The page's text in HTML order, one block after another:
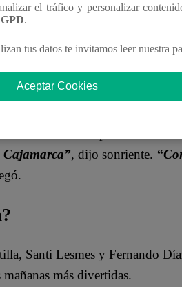
de Latina para saludar a
, dijo sonriente.
Santi Lesmes y Fernando
más divertidas.
el tráfico y personalizar
.
tus datos te invitamos leer nuestra
Aceptar Cookies